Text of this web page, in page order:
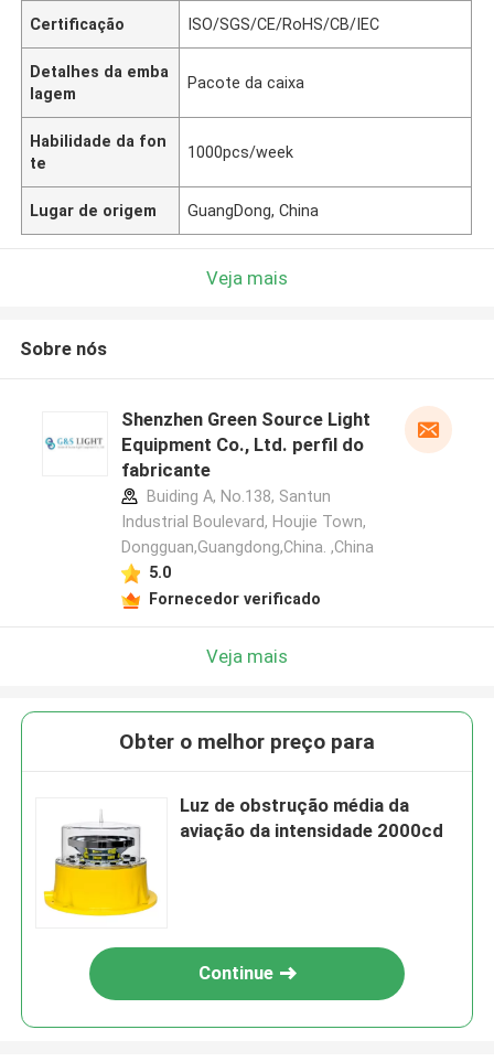
Certificação ISO/SGS/CE/RoHS/CB/IEC
Detalhes da emba
lagem
Pacote da caixa
Habilidade da fon
te
1000pcs/week
Lugar de origem GuangDong, China
Veja mais
Sobre nós
Shenzhen Green Source Light
Equipment Co., Ltd. perfil do
fabricante
Buiding A, No.138, Santun
Industrial Boulevard, Houjie Town,
Dongguan,Guangdong,China. ,China
5.0
Fornecedor verificado
Veja mais
Obter o melhor preço para
Luz de obstrução média da
aviação da intensidade 2000cd
Continue